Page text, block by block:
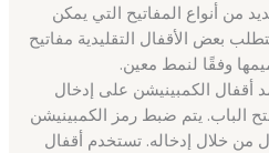
من أنواع المفاتيح التي يمكن
بعض الأقفال التقليدية مفاتيح
وفقًا لنمط معين.
أقفال الكمبينيشن على إدخال
الباب. يتم ضبط رمز الكمبينيشن
من خلال إدخاله. تستخدم أقفال